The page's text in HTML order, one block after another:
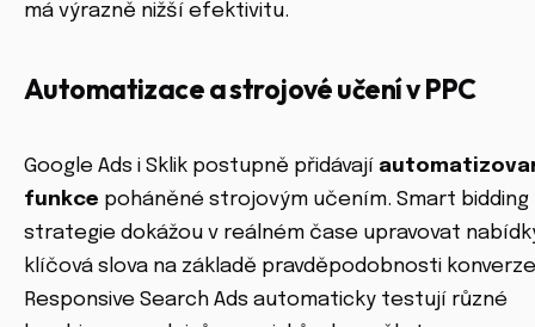
má výrazně nižší efektivitu.
Automatizace a strojové učení v PPC
Google Ads i Sklik postupně přidávají
funkce poháněné strojovým učením. Smart bidding
strategie dokážou v reálném čase upravovat
klíčová slova na základě pravděpodobnosti
Responsive Search Ads automaticky testují různé